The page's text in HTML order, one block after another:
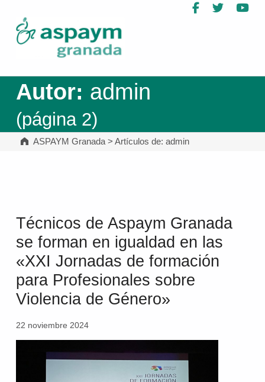
Facebook
Twitter
Autor: admin
(página 2)
ASPAYM Granada >Artículos de: admin
Técnicos de Aspaym Granada
se forman en igualdad en las
«XXI Jornadas de formación
para Profesionales sobre
Violencia de Género»
22 noviembre 2024